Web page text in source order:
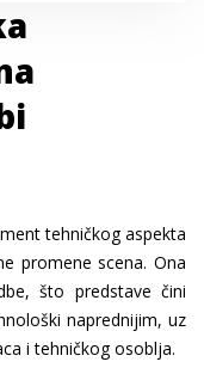
tehničkog aspekta
promene scena. Ona
što predstave čini
naprednijim, uz
i tehničkog osoblja.